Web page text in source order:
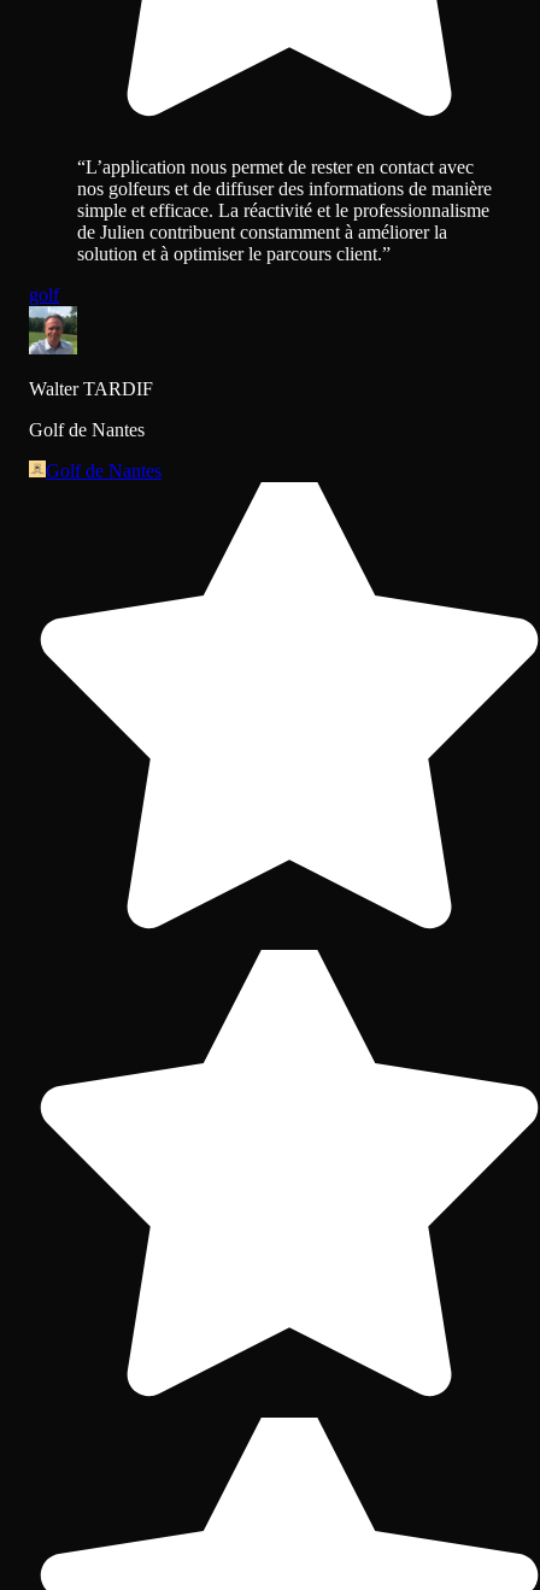
“L’application nous permet de rester en contact avec
nos golfeurs et de diffuser des informations de manière
simple et efficace. La réactivité et le professionnalisme
de Julien contribuent constamment à améliorer la
solution et à optimiser le parcours client.”
golf
Walter TARDIF
Golf de Nantes
Golf de Nantes